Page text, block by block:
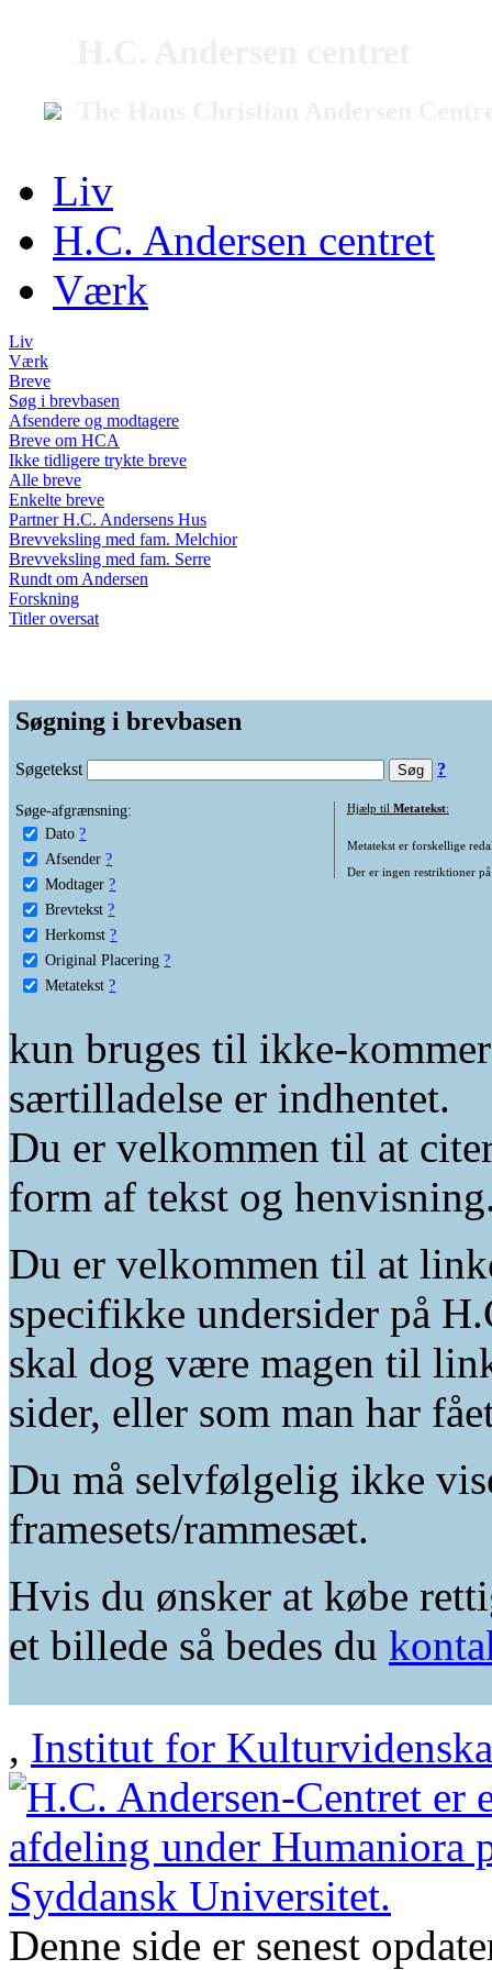
Liv
H.C. Andersen centret
Værk
Liv
Værk
Breve
Søg i brevbasen
Afsendere og modtagere
Breve om HCA
Ikke tidligere trykte breve
Alle breve
Enkelte breve
Partner H.C. Andersens Hus
Brevveksling med fam. Melchior
Brevveksling med fam. Serre
Rundt om Andersen
Forskning
Titler oversat
Søgning i brevbasen
Søgetekst ?
Søge-afgrænsning:
Dato ?
Afsender ?
Modtager ?
Brevtekst ?
Herkomst ?
Original Placering ?
Metatekst ?
Hjælp til Metatekst:
Metatekst er forskellige
Der er ingen restriktioner
kun bruges til ikke-
særtilladelse er indhentet.
Du er velkommen til at
form af tekst og
Du er velkommen til at
specifikke undersider på
skal dog være magen til
sider, eller som man har
Du må selvfølgelig ikke
framesets/rammesæt.
Hvis du ønsker at købe
et billede så bedes du
, Institut for
Denne side er senest